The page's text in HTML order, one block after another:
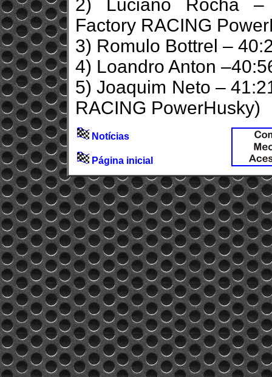
2) Luciano Rocha –
Factory RACING
3) Romulo Bottrel –
4) Loandro Anton
5) Joaquim Neto –
RACING PowerHusky)
Notícias
Página inicial